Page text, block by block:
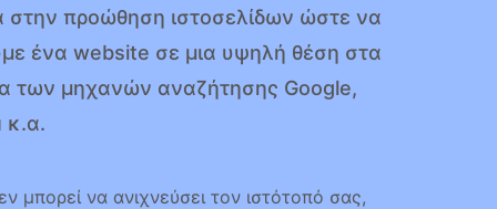
στην προώθηση ιστοσελίδων ώστε να
ένα website σε μια υψηλή θέση στα
των μηχανών αναζήτησης Google,
κ.α.
μπορεί να ανιχνεύσει τον ιστότοπό σας,